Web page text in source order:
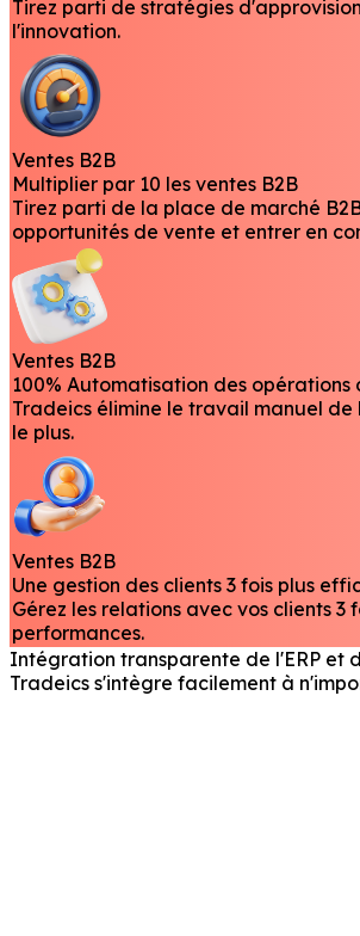
Tirez parti de stratégies
l'innovation.
Ventes B2B
Multiplier par 10 les ventes B2B
Tirez parti de la place de marché
opportunités de vente et entrer en
Ventes B2B
100% Automatisation des opérations
Tradeics élimine le travail manuel
le plus.
Ventes B2B
Une gestion des clients 3 fois plus
Gérez les relations avec vos clients
performances.
Intégration transparente de l'ERP et
Tradeics s'intègre facilement à